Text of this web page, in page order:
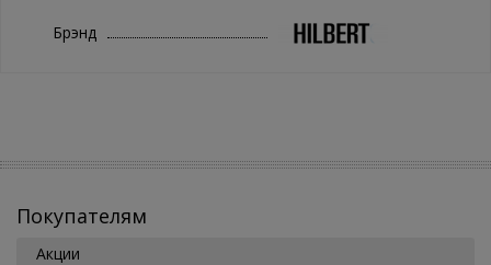
Брэнд
Покупателям
Акции